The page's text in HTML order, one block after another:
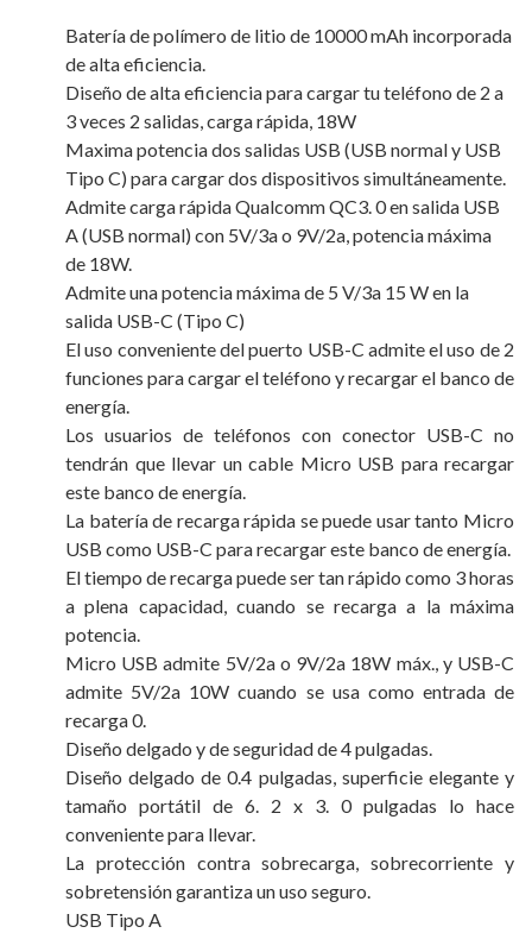
Batería de polímero de litio de 10000 mAh incorporada
de alta eficiencia.
Diseño de alta eficiencia para cargar tu teléfono de 2 a
3 veces 2 salidas, carga rápida, 18W
Maxima potencia dos salidas USB (USB normal y USB
Tipo C) para cargar dos dispositivos simultáneamente.
Admite carga rápida Qualcomm QC3. 0 en salida USB
A (USB normal) con 5V/3a o 9V/2a, potencia máxima
de 18W.
Admite una potencia máxima de 5 V/3a 15 W en la
salida USB-C (Tipo C)
El uso conveniente del puerto USB-C admite el uso de 2
funciones para cargar el teléfono y recargar el banco de
energía.
Los usuarios de teléfonos con conector USB-C no
tendrán que llevar un cable Micro USB para recargar
este banco de energía.
La batería de recarga rápida se puede usar tanto Micro
USB como USB-C para recargar este banco de energía.
El tiempo de recarga puede ser tan rápido como 3 horas
a plena capacidad, cuando se recarga a la máxima
potencia.
Micro USB admite 5V/2a o 9V/2a 18W máx., y USB-C
admite 5V/2a 10W cuando se usa como entrada de
recarga 0.
Diseño delgado y de seguridad de 4 pulgadas.
Diseño delgado de 0.4 pulgadas, superficie elegante y
tamaño portátil de 6. 2 x 3. 0 pulgadas lo hace
conveniente para llevar.
La protección contra sobrecarga, sobrecorriente y
sobretensión garantiza un uso seguro.
USB Tipo A